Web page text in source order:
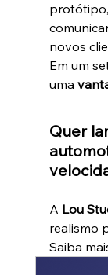
novos
Em um
uma
Quer
A Lou
realismo
Saiba